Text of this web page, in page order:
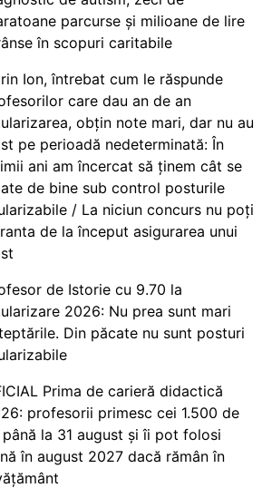
parcurse și milioane de lire
în scopuri caritabile
Ion, întrebat cum le răspunde
care dau an de an
obțin note mari, dar nu au
pe perioadă nedeterminată: În
ani am încercat să ținem cât se
de bine sub control posturile
/ La niciun concurs nu poți
de la început asigurarea unui
de Istorie cu 9.70 la
2026: Nu prea sunt mari
Din păcate nu sunt posturi
Prima de carieră didactică
profesorii primesc cei 1.500 de
până la 31 august și îi pot folosi
în august 2027 dacă rămân în